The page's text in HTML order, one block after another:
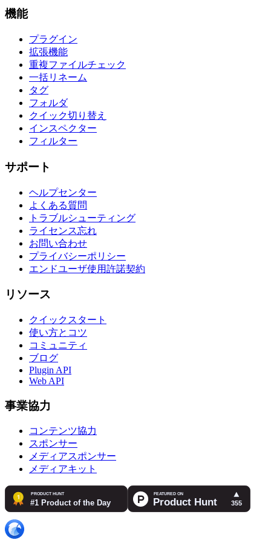
機能
プラグイン
拡張機能
重複ファイルチェック
一括リネーム
タグ
フォルダ
クイック切り替え
インスペクター
フィルター
サポート
ヘルプセンター
よくある質問
トラブルシューティング
ライセンス忘れ
お問い合わせ
プライバシーポリシー
エンドユーザ使用許諾契約
リソース
クイックスタート
使い方とコツ
コミュニティ
ブログ
Plugin API
Web API
事業協力
コンテンツ協力
スポンサー
メディアスポンサー
メディアキット